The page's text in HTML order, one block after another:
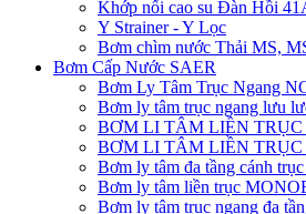
Khớp nối cao su Đàn Hồi
Y Strainer - Y Lọc
Bơm chìm nước Thải MS,
Bơm Cấp Nước SAER
Bơm Ly Tâm Trục Ngang
Bơm ly tâm trục ngang lưu
BƠM LI TÂM LIỀN
BƠM LI TÂM LIỀN
Bơm ly tâm đa tầng cánh
Bơm ly tâm liền trục
Bơm ly tâm trục ngang đa